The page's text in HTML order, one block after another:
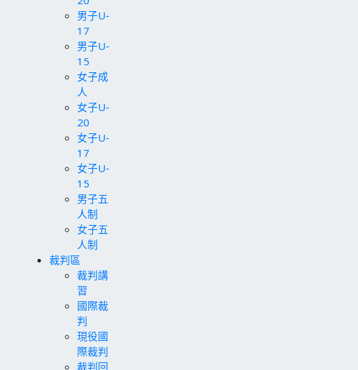
男子U-
17
男子U-
15
女子成
人
女子U-
20
女子U-
17
女子U-
15
男子五
人制
女子五
人制
裁判區
裁判講
習
國際裁
判
現役國
際裁判
裁判回